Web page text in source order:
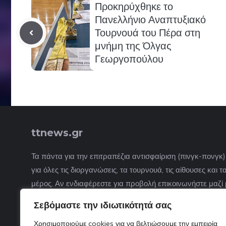
Σεβόμαστε την ιδιωτικότητά σας
Χρησιμοποιούμε cookies για να βελτιώσουμε την εμπειρία
Προκηρύχθηκε το
Πανελλήνιο Αναπτυξιακό
Τουρνουά του Πέρα στη
μνήμη της Όλγας
Γεωργοπούλου
ttnews.gr
Τα πάντα για την επιτραπέζια αντισφαίριση (πινγκ-
για όλες τις διοργανώσεις, τα τουρνουά, τις αίθουσες
μέρος. Αν ενδιαφέρεστε για προβολή επικοινωνήστε μαζί